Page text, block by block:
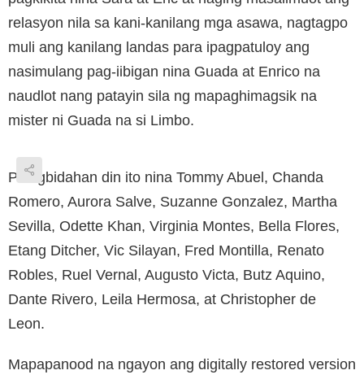
relasyon nila sa kani-kanilang mga asawa, nagtagpo
muli ang kanilang landas para ipagpatuloy ang
nasimulang pag-iibigan nina Guada at Enrico na
naudlot nang patayin sila ng mapaghimagsik na
mister ni Guada na si Limbo.
Pinagbidahan din ito nina Tommy Abuel, Chanda
Romero, Aurora Salve, Suzanne Gonzalez, Martha
Sevilla, Odette Khan, Virginia Montes, Bella Flores,
Etang Ditcher, Vic Silayan, Fred Montilla, Renato
Robles, Ruel Vernal, Augusto Victa, Butz Aquino,
Dante Rivero, Leila Hermosa, at Christopher de
Leon.
Mapapanood na ngayon ang digitally restored version